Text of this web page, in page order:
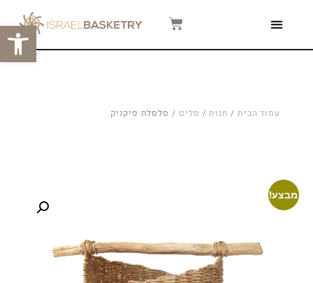
עמוד הבית / חנות/ סלים / סלסלת פיקניק
מבצע!
פתח